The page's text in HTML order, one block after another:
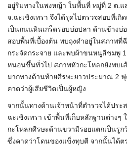
อยู่ริมทางในพงหญ้า ในพื้นที่ หมู่ที่ 2 ต.
จ.ฉะเชิงเทรา จึงได้รุดไปตรวจสอบที่เกิ
เป็นถนนหินเกร็ดรอบบ่อปลา ด้านข้างบ่
สอบพื้นที่เบื้องต้น พบถุงดำอยู่ในสภาพที่
กระจัดกระจาย และพบผ้าขนหนูสีชมพู
หนอนขึ้นทั่วไป สภาพหัวกะโหลกยังพบเ
มากทางด้านท้ายศีรษะยาวประมาณ 2
คาดว่าผู้เสียชีวิตเป็นผู้หญิง
จากนั้นทางด้านเจ้าหน้าที่ตำรวจได้ปร
ฉะเชิงเทรา เข้าพื้นที่เก็บหลักฐานต่างๆ
กะโหลกศีรษะด้านขวามีรอยแตกเป็นรูก
ซึ่งคาดว่าโดนของแข็งทุบตี จากนั้นได้